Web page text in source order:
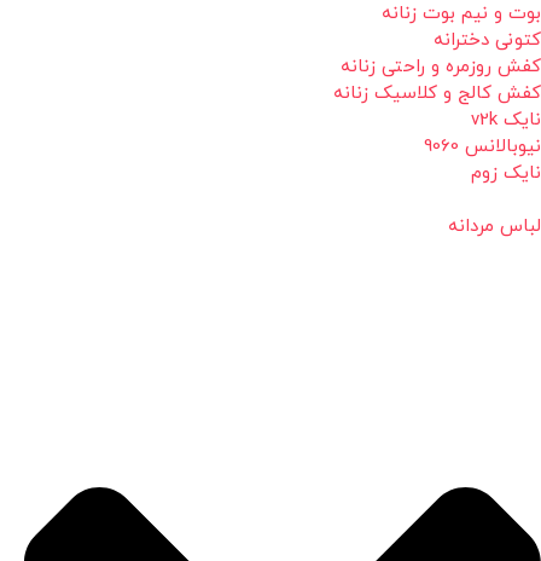
بوت و نیم بوت زنانه
کتونی دخترانه
کفش روزمره و راحتی زنانه
کفش کالج و کلاسیک زنانه
نایک v2k
نیوبالانس 9060
نایک زوم
لباس مردانه